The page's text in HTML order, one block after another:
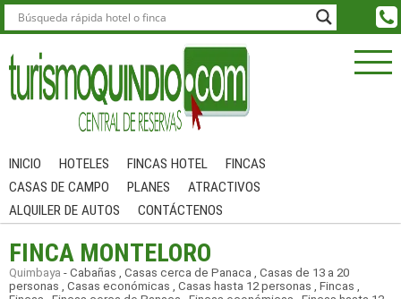
INICIO HOTELES FINCAS HOTEL
FINCAS
CASAS DE CAMPO
PLANES
ATRACTIVOS
ALQUILER DE AUTOS
CONTÁCTENOS
FINCA MONTELORO
Quimbaya - Cabañas , Casas cerca de Panaca , Casas de 13 a 20
personas , Casas económicas , Casas hasta 12 personas , Fincas ,